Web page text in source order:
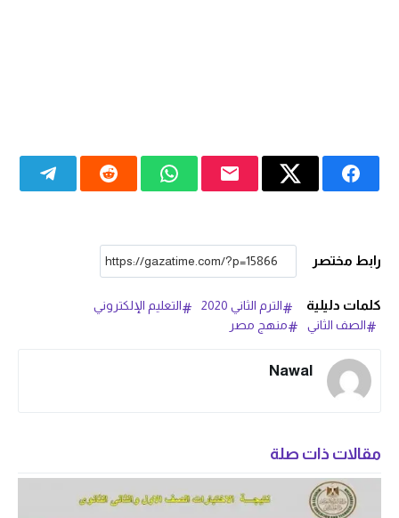
رابط مختصر
كلمات دليلية الترم الثاني 2020
التعليم الإلكتروني
الصف الثاني
منهج مصر
Nawal
مقالات ذات صلة